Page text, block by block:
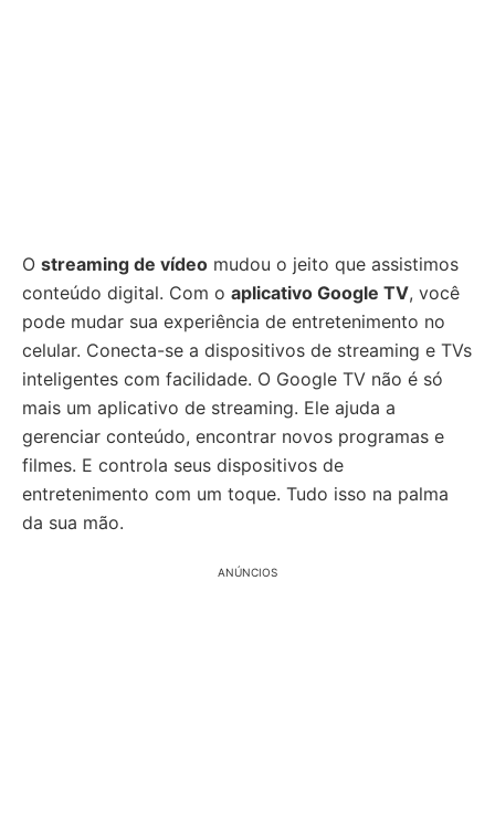
O streaming de vídeo mudou o jeito que assistimos
conteúdo digital. Com o aplicativo Google TV, você
pode mudar sua experiência de entretenimento no
celular. Conecta-se a dispositivos de streaming e TVs
inteligentes com facilidade. O Google TV não é só
mais um aplicativo de streaming. Ele ajuda a
gerenciar conteúdo, encontrar novos programas e
filmes. E controla seus dispositivos de
entretenimento com um toque. Tudo isso na palma
da sua mão.
ANÚNCIOS